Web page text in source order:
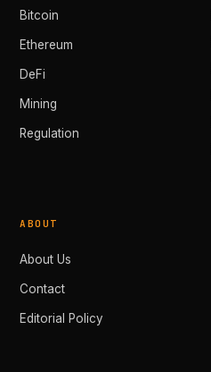
Bitcoin
Ethereum
DeFi
Mining
Regulation
ABOUT
About Us
Contact
Editorial Policy